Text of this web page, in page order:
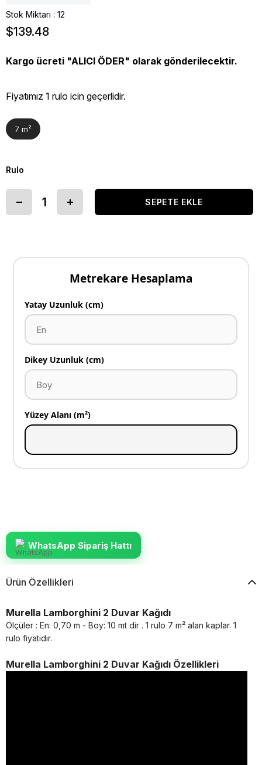
Stok Miktarı : 12
$139.48
Kargo ücreti "ALICI ÖDER" olarak gönderilecektir.
Fiyatımız 1 rulo icin geçerlidir.
7 m²
Rulo
Metrekare Hesaplama
Yatay Uzunluk (cm)
Dikey Uzunluk (cm)
Yüzey Alanı (m²)
WhatsApp Sipariş Hattı
Ürün Özellikleri
Murella Lamborghini 2 Duvar Kağıdı
Ölçüler : En: 0,70 m - Boy: 10 mt dir . 1 rulo 7 m² alan kaplar. 1
rulo fiyatıdır.
Murella Lamborghini 2 Duvar Kağıdı Özellikleri